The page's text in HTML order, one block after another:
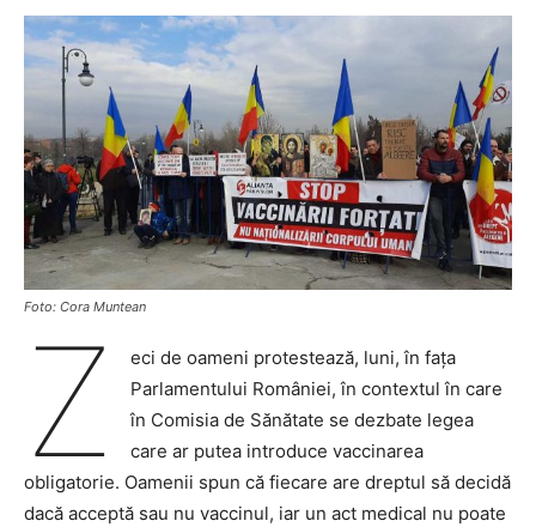
Foto: Cora Muntean
Z
eci de oameni protestează, luni, în fața
Parlamentului României, în contextul în care
în Comisia de Sănătate se dezbate legea
care ar putea introduce vaccinarea
obligatorie. Oamenii spun că fiecare are dreptul să decidă
dacă acceptă sau nu vaccinul, iar un act medical nu poate